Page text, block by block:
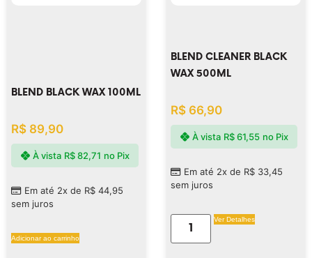
BLEND BLACK WAX 100ML
R$ 89,90
Em até 2x de R$ 44,95
sem juros
À vista R$82,71 no Pix
Adicionar ao carrinho
BLEND CLEANER BLACK
WAX 500ML
R$ 66,90
Em até 2x de R$ 33,45
sem juros
À vista R$61,55 no Pix
Ver Detalhes